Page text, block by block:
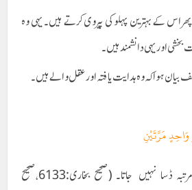
اس کے بہترین پہلو کی پیروی کرتے ہیں۔ یہی وہ
اور یہی دانشمند ہیں۔
ہوا کہ وہ ہدایت یافتہ اور عقل والے ہیں۔
مَرَّتَيْنِ
مومن ایک بل سے دو مرتبہ ڈسا نہیں جاتا۔ (صحیح بخاری:6133،صحیح